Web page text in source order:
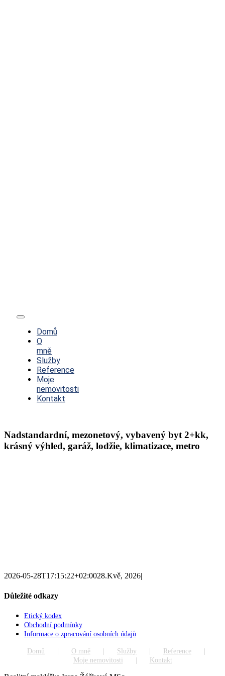
Toggle
NavigationDomů
O
mně
Služby
Reference
Moje
nemovitosti
Kontakt
Nadstandardní, mezonetový, vybavený byt 2+kk,
krásný výhled, garáž, lodžie, klimatizace, metro
2026-05-28T17:15:22+02:0028.Kvě, 2026|
Důležité odkazy
Etický kodex
Obchodní podmínky
Informace o zpracování osobních údajů
Domů O mně Služby
Reference
Moje nemovitosti
Kontakt